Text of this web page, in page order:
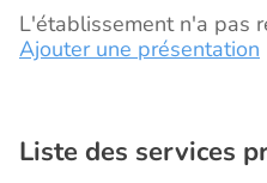
L'établissement n'a pas
Ajouter une présentation
Liste des services